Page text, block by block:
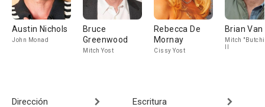
Austin Nichols
John Monad
Bruce
Greenwood
Mitch Yost
Rebecca De
Mornay
Cissy Yost
Brian
Mitch
Dirección Escritura